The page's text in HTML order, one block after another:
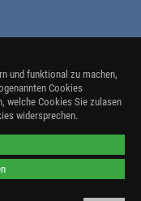
und funktional zu machen,
Cookies
welche Cookies Sie zulasen
widersprechen.